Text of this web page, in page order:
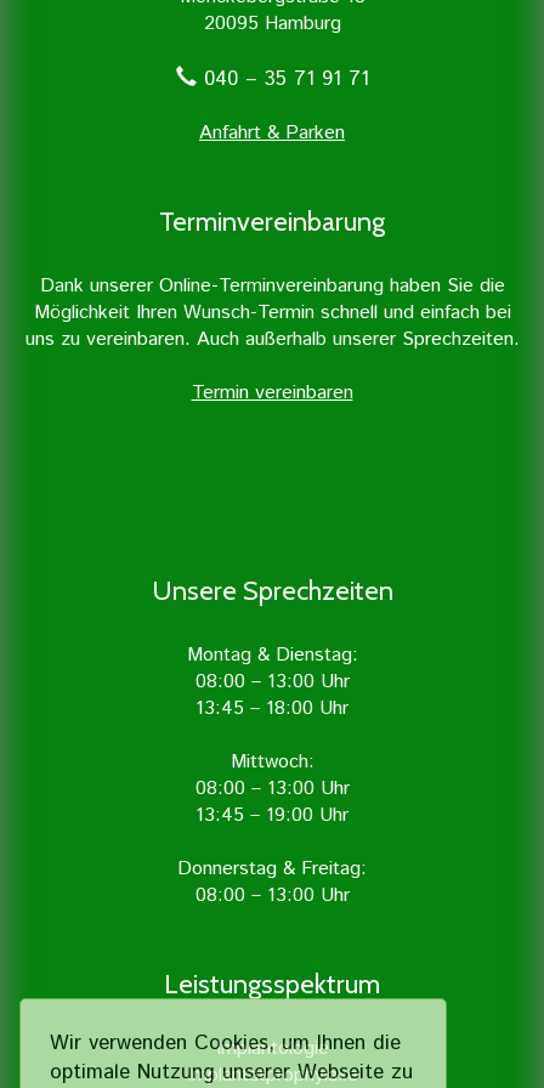
Wir verwenden Cookies, um Ihnen die
optimale Nutzung unserer Webseite zu
20095 Hamburg
040 – 35 71 91 71
Anfahrt & Parken
Terminvereinbarung
Dank unserer Online-Terminvereinbarung haben Sie die
Möglichkeit Ihren Wunsch-Termin schnell und einfach bei
uns zu vereinbaren. Auch außerhalb unserer Sprechzeiten.
Termin vereinbaren
Unsere Sprechzeiten
Montag & Dienstag:
08:00 – 13:00 Uhr
13:45 – 18:00 Uhr
Mittwoch:
08:00 – 13:00 Uhr
13:45 – 19:00 Uhr
Donnerstag & Freitag:
08:00 – 13:00 Uhr
Leistungsspektrum
Implantologie
Implantatprophylaxe